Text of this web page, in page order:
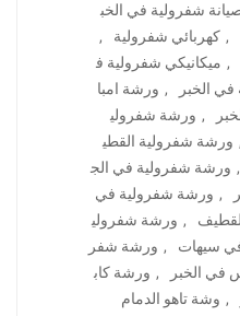
شفرولية في الخب
, كهربائي شفرولية
,
, ميكانيكي شفرولية ف
الخبر , ورشة امبا
, ورشة شفرولي
ورشة شفرولية القطي
, ورشة شفرولية في الج
, ورشة شفرولية في
, ورشة شفرولي
سيهات , ورشة شفر
في الخبر , ورشة كاب
, وشة تاهو الدمام